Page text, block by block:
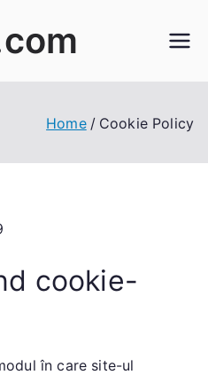
Home Cookie Policy
cookie-
în care site-ul